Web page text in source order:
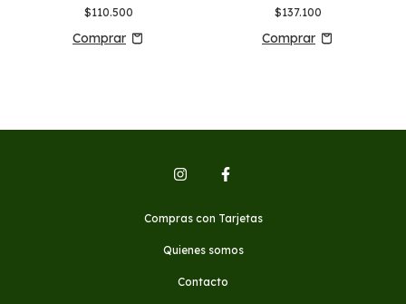
$110.500
$137.100
Compras con Tarjetas
Quienes somos
Contacto